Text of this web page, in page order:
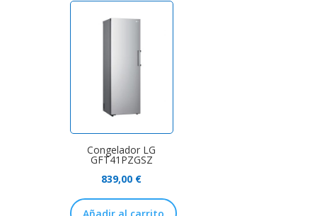
Congelador LG
GFT41PZGSZ
839,00 €